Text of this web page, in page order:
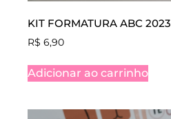
KIT FORMATURA ABC 2023
R$ 6,90
Adicionar ao carrinho